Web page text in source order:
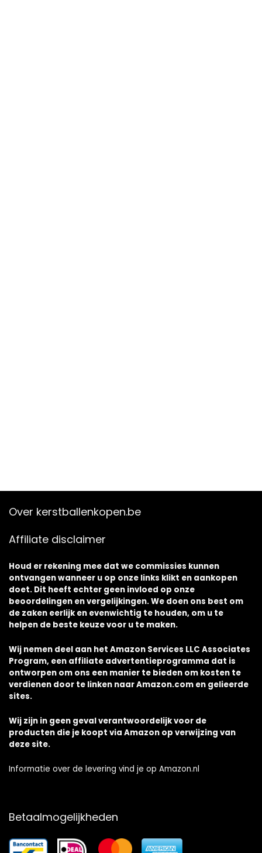
Over kerstballenkopen.be
Affiliate disclaimer
Houd er rekening mee dat we commissies kunnen
ontvangen wanneer u op onze links klikt en aankopen
doet. Dit heeft echter geen invloed op onze
beoordelingen en vergelijkingen. We doen ons best om
de zaken eerlijk en evenwichtig te houden, om u te
helpen de beste keuze voor u te maken.
Wij nemen deel aan het Amazon Services LLC Associates
Program, een affiliate advertentieprogramma dat is
ontworpen om ons een manier te bieden om kosten te
verdienen door te linken naar Amazon.com en gelieerde
sites.
Wij zijn in geen geval verantwoordelijk voor de
producten die je koopt via Amazon op verwijzing van
deze site.
Informatie over de levering vind je op Amazon.nl
Betaalmogelijkheden